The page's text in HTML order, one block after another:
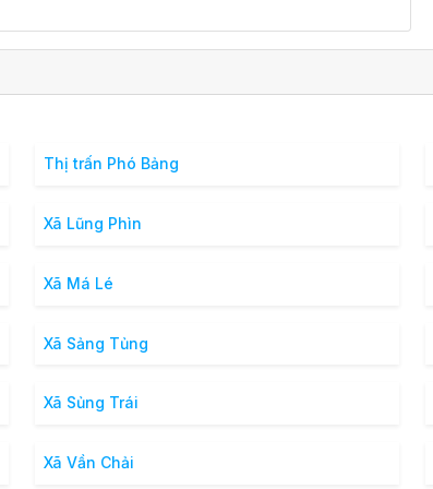
Thị trấn Phó Bảng
Xã Lũng Phìn
Xã Má Lé
Xã Sảng Tủng
Xã Sủng Trái
Xã Vần Chải